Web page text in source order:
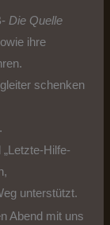
Die Quelle
ihre
schenken
Hilfe-
unterstützt.
Abend mit uns